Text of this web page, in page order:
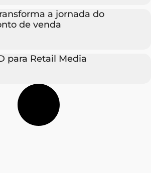
a jornada do
de venda
para Retail Media